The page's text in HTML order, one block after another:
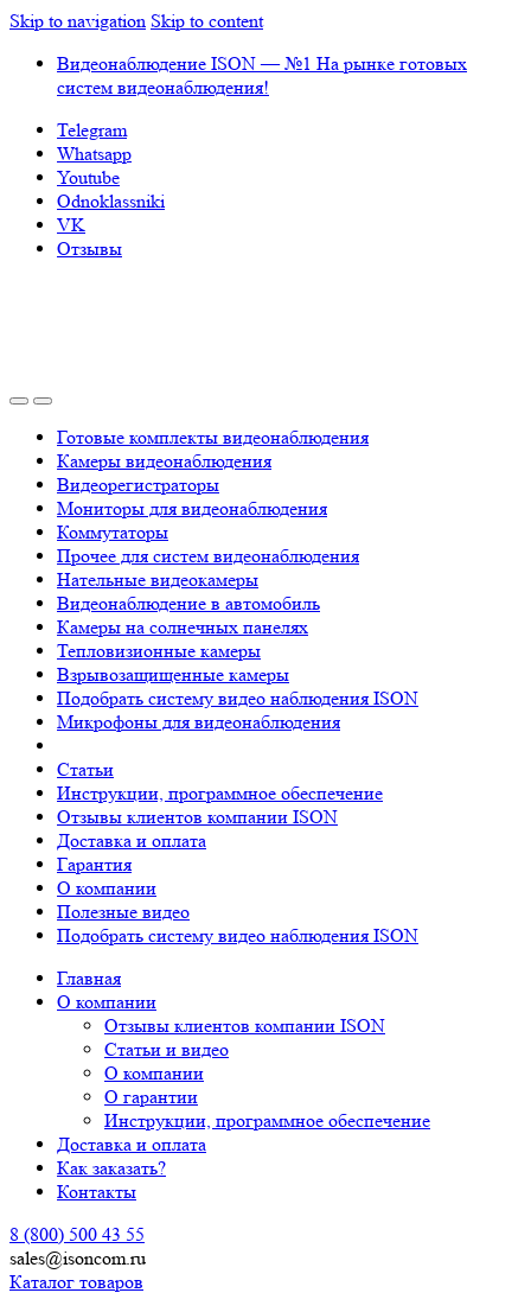
Skip to navigation Skip to content
Видеонаблюдение ISON — №1 На рынке готовых
систем видеонаблюдения!
Telegram
Whatsapp
Youtube
Odnoklassniki
VK
Отзывы
Готовые комплекты видеонаблюдения
Камеры видеонаблюдения
Видеорегистраторы
Мониторы для видеонаблюдения
Коммутаторы
Прочее для систем видеонаблюдения
Нательные видеокамеры
Видеонаблюдение в автомобиль
Камеры на солнечных панелях
Тепловизионные камеры
Взрывозащищенные камеры
Подобрать систему видео наблюдения ISON
Микрофоны для видеонаблюдения
Статьи
Инструкции, программное обеспечение
Отзывы клиентов компании ISON
Доставка и оплата
Гарантия
О компании
Полезные видео
Подобрать систему видео наблюдения ISON
Главная
О компании
Отзывы клиентов компании ISON
Статьи и видео
О компании
О гарантии
Инструкции, программное обеспечение
Доставка и оплата
Как заказать?
Контакты
8 (800) 500 43 55
sales@isoncom.ru
Каталог товаров